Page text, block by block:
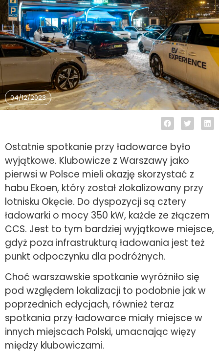
04/12/2023
Ostatnie spotkanie przy ładowarce było
wyjątkowe. Klubowicze z Warszawy jako
pierwsi w Polsce mieli okazję skorzystać z
habu Ekoen, który został zlokalizowany przy
lotnisku Okęcie. Do dyspozycji są cztery
ładowarki o mocy 350 kW, każde ze złączem
CCS. Jest to tym bardziej wyjątkowe miejsce,
gdyż poza infrastrukturą ładowania jest też
punkt odpoczynku dla podróżnych.
Choć warszawskie spotkanie wyróżniło się
pod względem lokalizacji to podobnie jak w
poprzednich edycjach, również teraz
spotkania przy ładowarce miały miejsce w
innych miejscach Polski, umacnając więzy
między klubowiczami.